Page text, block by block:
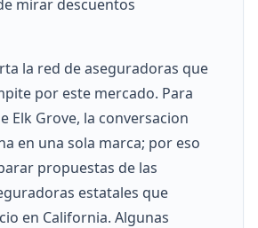
mirar descuentos
la red de aseguradoras que
por este mercado. Para
Elk Grove, la conversacion
en una sola marca; por eso
propuestas de las
estatales que
en California. Algunas